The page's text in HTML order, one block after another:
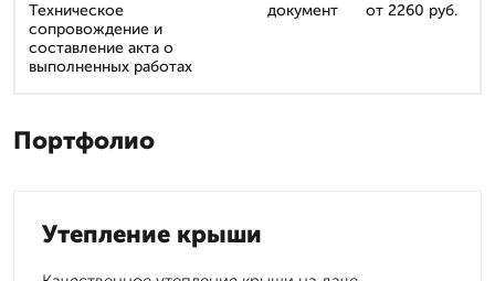
Техническое
сопровождение и
составление акта о
выполненных работах
документ от 2260 руб.
Портфолио
Утепление крыши